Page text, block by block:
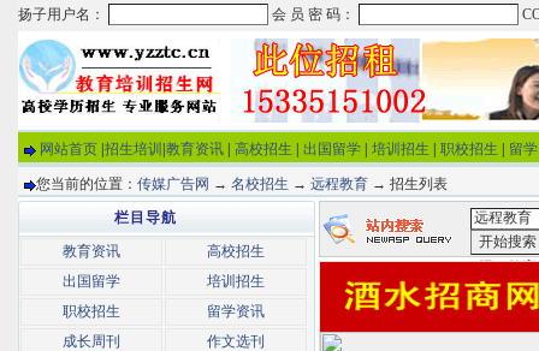
网站首页 招生培训 教育资讯 高校招生 出国留学 培训招生 职校招生 留
您当前的位置： 传媒广告网 → 名校招生 → 远程教育 → 招生列表
<远程教
栏目导航
教育资讯
高校招生
出国留学
培训招生
职校招生
留学资讯
成长周刊
作文选刊